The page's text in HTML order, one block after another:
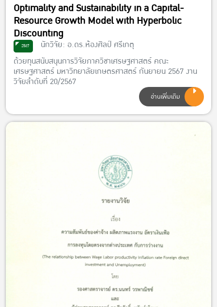
Optimality and Sustainability in a Capital-
Resource Growth Model with Hyperbolic
Discounting
2567
นักวิจัย: อ.ดร.ห้องศิลป์ ศรีเกตุ
ด้วยทุนสนับสนุนการวิจัยภาควิชาเศรษฐศาสตร์ คณะ
เศรษฐศาสตร์ มหาวิทยาลัยเกษตรศาสตร์ กันยายน 2567 งาน
วิจัยลำดับที่ 20/2567
อ่านเพิ่มเติม